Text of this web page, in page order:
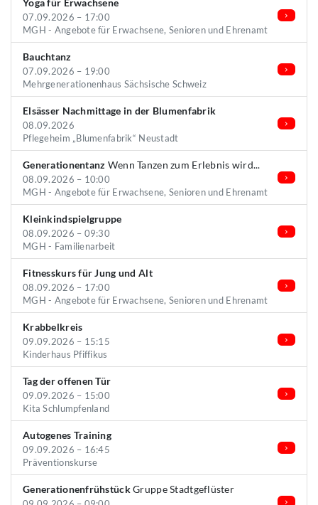
Yoga für Erwachsene
07.09.2026 – 17:00
MGH - Angebote für Erwachsene, Senioren und Ehrenamt
Bauchtanz
07.09.2026 – 19:00
Mehrgenerationenhaus Sächsische Schweiz
Elsässer Nachmittage in der Blumenfabrik
08.09.2026
Pflegeheim „Blumenfabrik“ Neustadt
Generationentanz Wenn Tanzen zum Erlebnis wird...
08.09.2026 – 10:00
MGH - Angebote für Erwachsene, Senioren und Ehrenamt
Kleinkindspielgruppe
08.09.2026 – 09:30
MGH - Familienarbeit
Fitnesskurs für Jung und Alt
08.09.2026 – 17:00
MGH - Angebote für Erwachsene, Senioren und Ehrenamt
Krabbelkreis
09.09.2026 – 15:15
Kinderhaus Pfiffikus
Tag der offenen Tür
09.09.2026 – 15:00
Kita Schlumpfenland
Autogenes Training
09.09.2026 – 16:45
Präventionskurse
GenerationenfrühstückGruppe Stadtgeflüster